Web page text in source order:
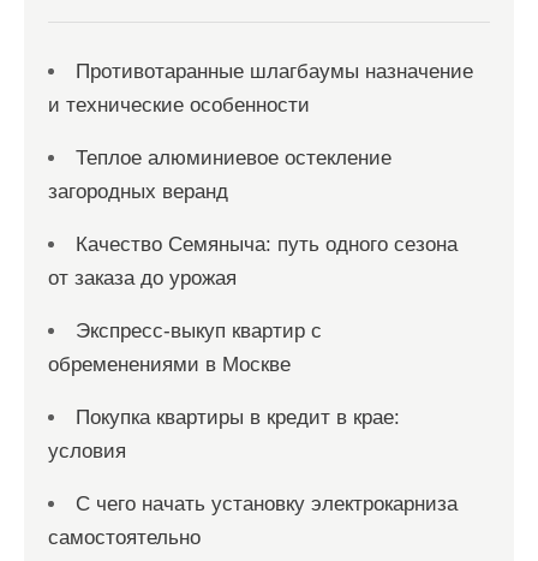
Противотаранные шлагбаумы назначение
и технические особенности
Теплое алюминиевое остекление
загородных веранд
Качество Семяныча: путь одного сезона
от заказа до урожая
Экспресс-выкуп квартир с
обременениями в Москве
Покупка квартиры в кредит в крае:
условия
С чего начать установку электрокарниза
самостоятельно